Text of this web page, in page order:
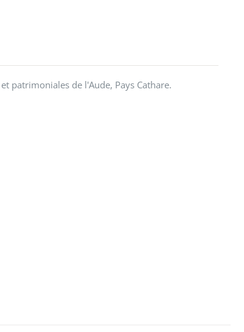
patrimoniales de l'Aude, Pays Cathare.